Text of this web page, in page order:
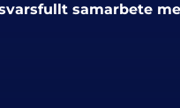
samarbete